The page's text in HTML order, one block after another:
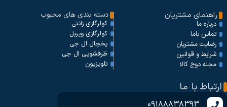
راهنمای مشتریان
درباره ما
تماس باما
رضایت مشتریان
شرایط و قوانین
مجله دوج کالا
دسته بندی های محبوب
کولرگازی زانتی
کولرگازی ویربل
یخچال ال جی
ظرفشویی ال جی
تلویزیون
ارتباط با ما